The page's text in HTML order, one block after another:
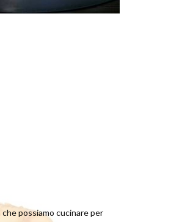
possiamo cucinare per